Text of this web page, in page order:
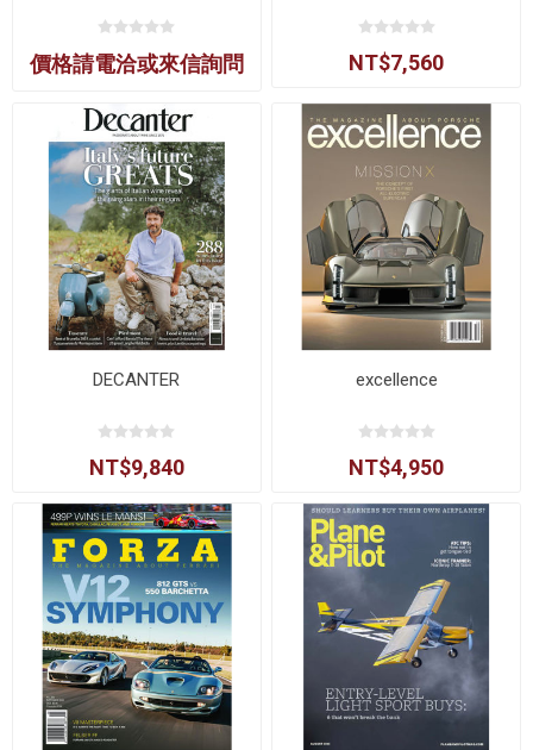
價格請電洽或來信詢問 NT$7,560
DECANTER
NT$9,840
excellence
NT$4,950